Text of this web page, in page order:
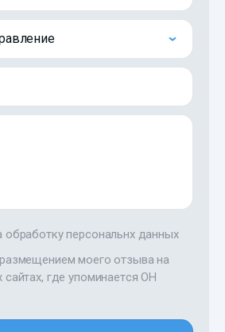
обработку персональнх данных
моего отзыва на
сайтах, где упоминается ОН